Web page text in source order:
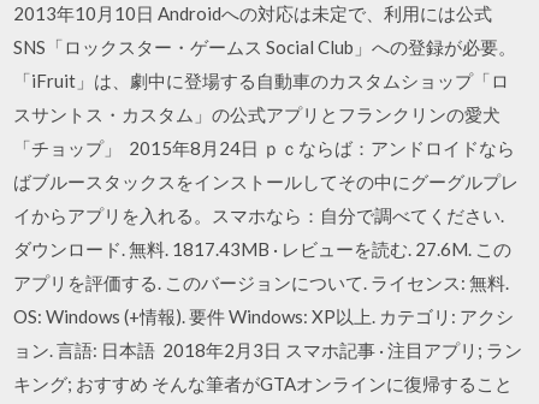
2013年10月10日 Androidへの対応は未定で、利用には公式
SNS「ロックスター・ゲームス Social Club」への登録が必要。
「iFruit」は、劇中に登場する自動車のカスタムショップ「ロ
スサントス・カスタム」の公式アプリとフランクリンの愛犬
「チョップ」 2015年8月24日 ｐｃならば：アンドロイドなら
ばブルースタックスをインストールしてその中にグーグルプレ
イからアプリを入れる。スマホなら：自分で調べてください.
ダウンロード. 無料. 1817.43MB · レビューを読む. 27.6M. この
アプリを評価する. このバージョンについて. ライセンス: 無料.
OS: Windows (+情報). 要件 Windows: XP以上. カテゴリ: アクシ
ョン. 言語: 日本語 2018年2月3日 スマホ記事 · 注目アプリ; ラン
キング; おすすめ そんな筆者がGTAオンラインに復帰すること